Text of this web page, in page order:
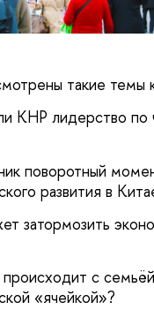
такие темы
КНР лидерство по
поворотный
развития в
затормозить
с
«ячейкой»?